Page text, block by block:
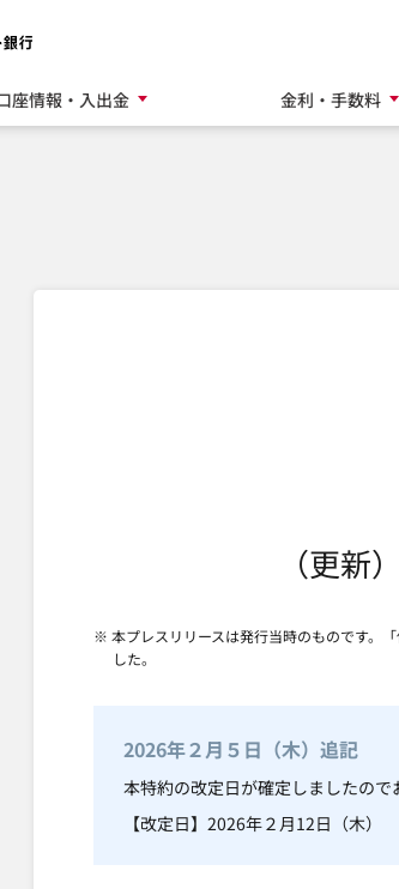
座情報・入出金 金利・手数料
（更新
※ 本プレスリリースは発行当時のものです。
した。
2026年２月５日（木）追記
本特約の改定日が確定しましたので
【改定日】2026年２月12日（木）